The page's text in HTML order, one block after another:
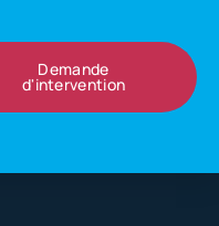
Demande
d'intervention